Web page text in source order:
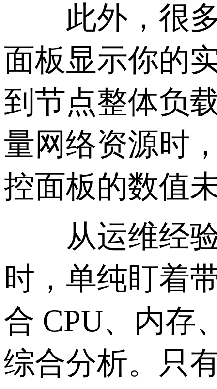
此外，很多
面板显示你的
到节点整体负
量网络资源时
控面板的数值
从运维经验
时，单纯盯着
合 CPU、内存
综合分析。只